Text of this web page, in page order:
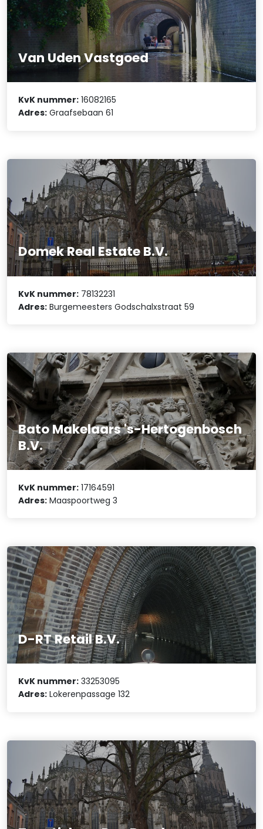
Van Uden Vastgoed
KvK nummer: 16082165
Adres: Graafsebaan 61
Domek Real Estate B.V.
KvK nummer: 78132231
Adres: Burgemeesters Godschalxstraat 59
Bato Makelaars 's-Hertogenbosch
B.V.
KvK nummer: 17164591
Adres: Maaspoortweg 3
D-RT Retail B.V.
KvK nummer: 33253095
Adres: Lokerenpassage 132